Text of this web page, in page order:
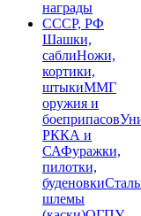
награды
СССР, РФ
Шашки,
саблиНожи,
кортики,
штыкиММГ
оружия и
боеприпасов
РККА и
САФуражки,
пилотки,
буденовки
шлемы